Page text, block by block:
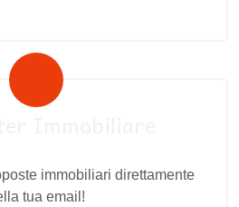
immobiliari direttamente
tua email!